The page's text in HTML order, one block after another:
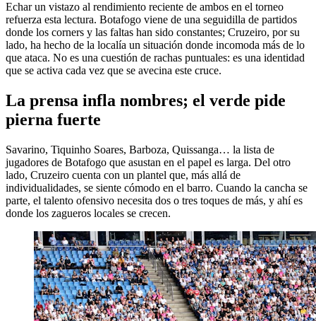
Echar un vistazo al rendimiento reciente de ambos en el torneo
refuerza esta lectura. Botafogo viene de una seguidilla de partidos
donde los corners y las faltas han sido constantes; Cruzeiro, por su
lado, ha hecho de la localía un situación donde incomoda más de lo
que ataca. No es una cuestión de rachas puntuales: es una identidad
que se activa cada vez que se avecina este cruce.
La prensa infla nombres; el verde pide
pierna fuerte
Savarino, Tiquinho Soares, Barboza, Quissanga… la lista de
jugadores de Botafogo que asustan en el papel es larga. Del otro
lado, Cruzeiro cuenta con un plantel que, más allá de
individualidades, se siente cómodo en el barro. Cuando la cancha se
parte, el talento ofensivo necesita dos o tres toques de más, y ahí es
donde los zagueros locales se crecen.